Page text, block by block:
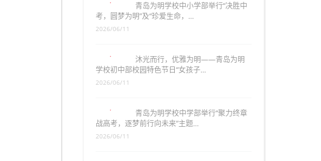
青岛为明学校中小学部举行“决胜中
考，圆梦为明”及“珍爱生命，…
沐光而行，优雅为明——青岛为明
学校初中部校园特色节日“女孩子…
青岛为明学校中学部举行“聚力终章
战高考，逐梦前行向未来”主题…